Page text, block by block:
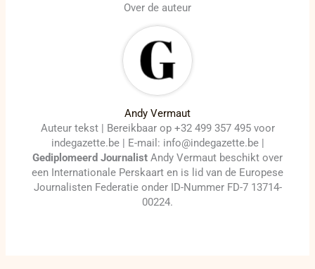
Over de auteur
Andy Vermaut
Auteur tekst | Bereikbaar op +32 499 357 495 voor
indegazette.be | E-mail: info@indegazette.be |
Gediplomeerd Journalist Andy Vermaut beschikt over
een Internationale Perskaart en is lid van de Europese
Journalisten Federatie onder ID-Nummer FD-7 13714-
00224.